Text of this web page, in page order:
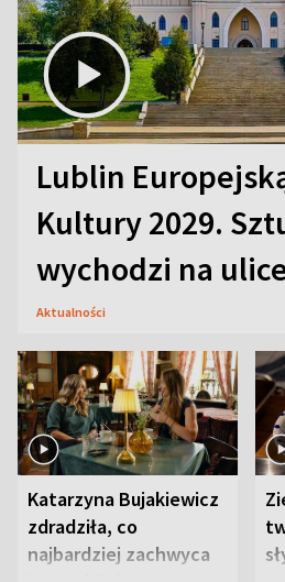
Lublin
Kultury 2029.
wychodzi na
Aktualności
Katarzyna Bujakiewicz
zdradziła, co
najbardziej zachwyca